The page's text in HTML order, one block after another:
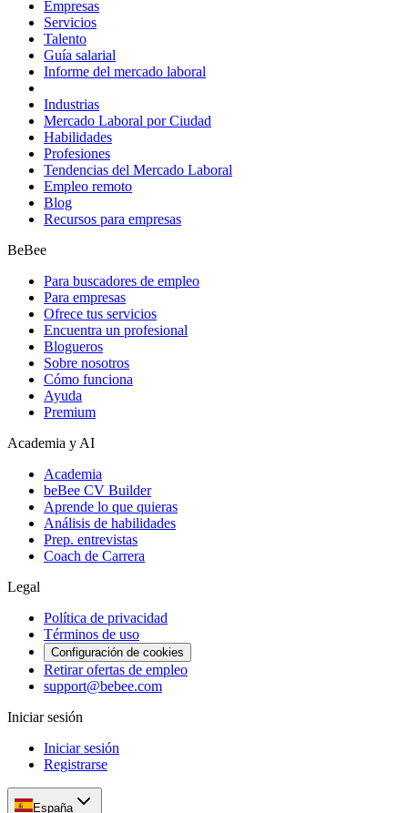
Empresas
Servicios
Talento
Guía salarial
Informe del mercado laboral
Industrias
Mercado Laboral por Ciudad
Habilidades
Profesiones
Tendencias del Mercado Laboral
Empleo remoto
Blog
Recursos para empresas
BeBee
Para buscadores de empleo
Para empresas
Ofrece tus servicios
Encuentra un profesional
Blogueros
Sobre nosotros
Cómo funciona
Ayuda
Premium
Academia y AI
Academia
beBee CV Builder
Aprende lo que quieras
Análisis de habilidades
Prep. entrevistas
Coach de Carrera
Legal
Política de privacidad
Términos de uso
Configuración de cookies
Retirar ofertas de empleo
support@bebee.com
Iniciar sesión
Iniciar sesión
Registrarse
España